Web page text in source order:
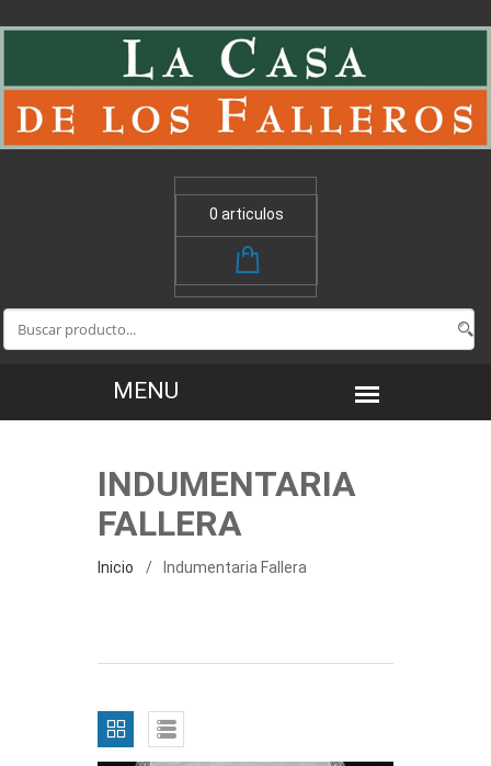
0 articulos
INDUMENTARIA
FALLERA
Inicio Indumentaria Fallera